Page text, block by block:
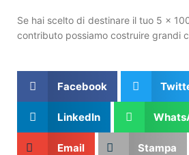
Se hai scelto di destinare il tuo 5 x
contributo possiamo costruire grandi
Facebook
LinkedIn
Email Stampa